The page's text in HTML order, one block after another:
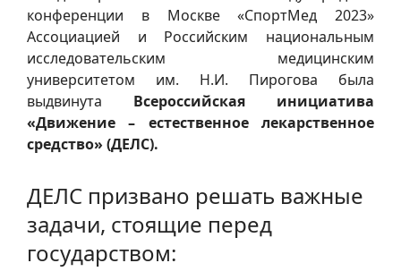
конференции в Москве «СпортМед 2023»
Ассоциацией и Российским национальным
исследовательским медицинским
университетом им. Н.И. Пирогова была
выдвинута Всероссийская инициатива
«Движение – естественное лекарственное
средство» (ДЕЛС).
ДЕЛС призвано решать важные
задачи, стоящие перед
государством: